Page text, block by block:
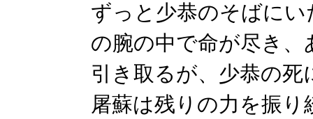
ずっと少恭のそばに
の腕の中で命が尽き
引き取るが、少恭の
屠蘇は残りの力を振